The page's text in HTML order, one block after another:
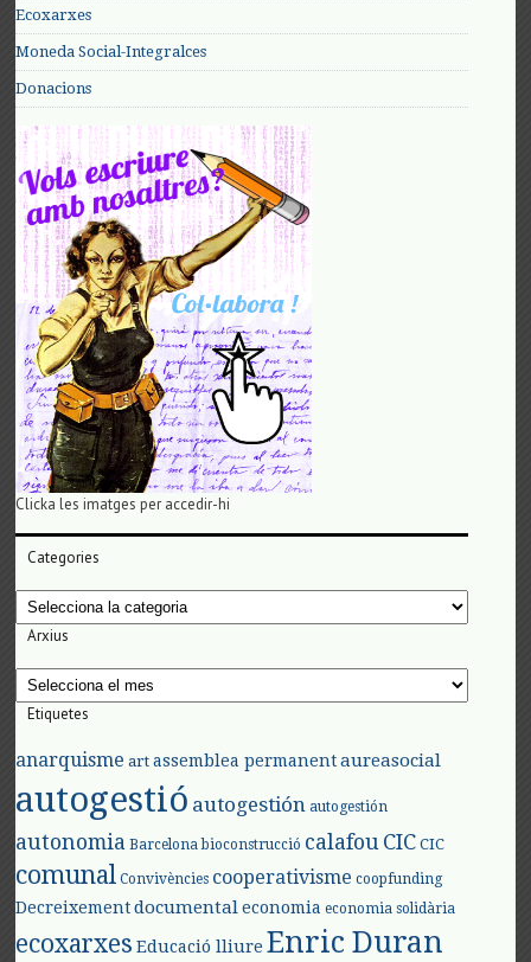
Ecoxarxes
Moneda Social-Integralces
Donacions
Clicka les imatges per accedir-hi
Categories
Categories
Arxius
Arxius
Etiquetes
anarquisme art assemblea permanent aureasocial
autogestió autogestión autogestión
autonomia Barcelona bioconstrucció calafouCIC CIC
comunal Convivències cooperativisme coopfunding
Decreixement documental economia economia solidària
ecoxarxes Educació lliure Enric Duran